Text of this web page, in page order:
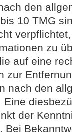
den
10 TMG
zu
auf eine
zur
nach den
der
Bei